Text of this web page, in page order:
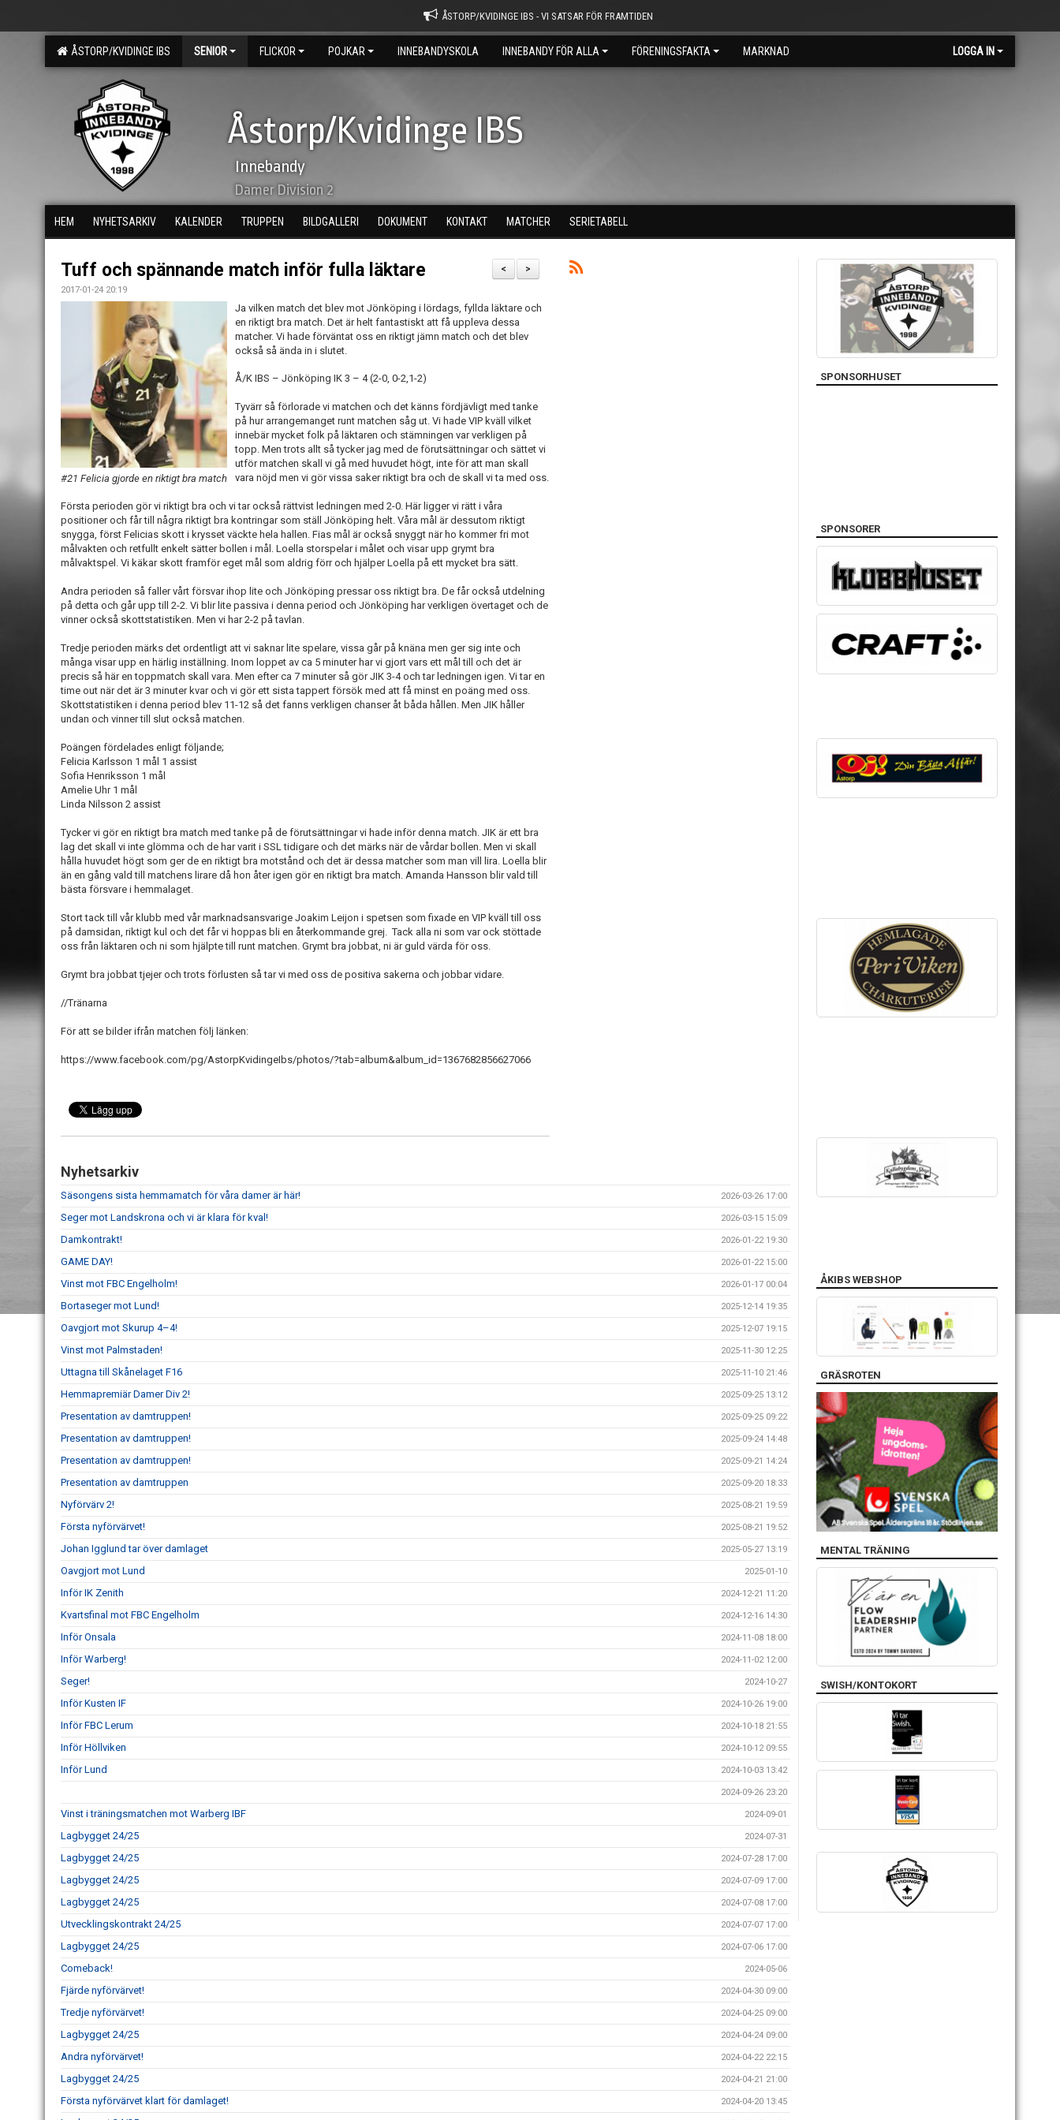
ÅSTORP/KVIDINGE IBS - VI SATSAR FÖR FRAMTIDEN
ÅSTORP/KVIDINGE IBS SENIOR FLICKOR POJKAR INNEBANDYSKOLA INNEBANDY FÖR ALLA FÖRENINGSFAKTA MARKNAD LOGGA IN
Åstorp/Kvidinge IBS
Innebandy
Damer Division 2
HEM NYHETSARKIV KALENDER TRUPPEN BILDGALLERI DOKUMENT KONTAKT MATCHER SERIETABELL
>
<
Tuff och spännande match inför fulla läktare
2017-01-24 20:19
#21 Felicia gjorde en riktigt bra match
Ja vilken match det blev mot Jönköping i lördags, fyllda läktare och
en riktigt bra match. Det är helt fantastiskt att få uppleva dessa
matcher. Vi hade förväntat oss en riktigt jämn match och det blev
också så ända in i slutet.
Å/K IBS – Jönköping IK 3 – 4 (2-0, 0-2,1-2)
Tyvärr så förlorade vi matchen och det känns fördjävligt med tanke
på hur arrangemanget runt matchen såg ut. Vi hade VIP kväll vilket
innebär mycket folk på läktaren och stämningen var verkligen på
topp. Men trots allt så tycker jag med de förutsättningar och sättet vi
utför matchen skall vi gå med huvudet högt, inte för att man skall
vara nöjd men vi gör vissa saker riktigt bra och de skall vi ta med oss.
Första perioden gör vi riktigt bra och vi tar också rättvist ledningen med 2-0. Här ligger vi rätt i våra
positioner och får till några riktigt bra kontringar som ställ Jönköping helt. Våra mål är dessutom riktigt
snygga, först Felicias skott i krysset väckte hela hallen. Fias mål är också snyggt när ho kommer fri mot
målvakten och retfullt enkelt sätter bollen i mål. Loella storspelar i målet och visar upp grymt bra
målvaktspel. Vi käkar skott framför eget mål som aldrig förr och hjälper Loella på ett mycket bra sätt.
Andra perioden så faller vårt försvar ihop lite och Jönköping pressar oss riktigt bra. De får också utdelning
på detta och går upp till 2-2. Vi blir lite passiva i denna period och Jönköping har verkligen övertaget och de
vinner också skottstatistiken. Men vi har 2-2 på tavlan.
Tredje perioden märks det ordentligt att vi saknar lite spelare, vissa går på knäna men ger sig inte och
många visar upp en härlig inställning. Inom loppet av ca 5 minuter har vi gjort vars ett mål till och det är
precis så här en toppmatch skall vara. Men efter ca 7 minuter så gör JIK 3-4 och tar ledningen igen. Vi tar en
time out när det är 3 minuter kvar och vi gör ett sista tappert försök med att få minst en poäng med oss.
Skottstatistiken i denna period blev 11-12 så det fanns verkligen chanser åt båda hållen. Men JIK håller
undan och vinner till slut också matchen.
Poängen fördelades enligt följande;
Felicia Karlsson 1 mål 1 assist
Sofia Henriksson 1 mål
Amelie Uhr 1 mål
Linda Nilsson 2 assist
Tycker vi gör en riktigt bra match med tanke på de förutsättningar vi hade inför denna match. JIK är ett bra
lag det skall vi inte glömma och de har varit i SSL tidigare och det märks när de vårdar bollen. Men vi skall
hålla huvudet högt som ger de en riktigt bra motstånd och det är dessa matcher som man vill lira. Loella blir
än en gång vald till matchens lirare då hon åter igen gör en riktigt bra match. Amanda Hansson blir vald till
bästa försvare i hemmalaget.
Stort tack till vår klubb med vår marknadsansvarige Joakim Leijon i spetsen som fixade en VIP kväll till oss
på damsidan, riktigt kul och det får vi hoppas bli en återkommande grej. Tack alla ni som var ock stöttade
oss från läktaren och ni som hjälpte till runt matchen. Grymt bra jobbat, ni är guld värda för oss.
Grymt bra jobbat tjejer och trots förlusten så tar vi med oss de positiva sakerna och jobbar vidare.
//Tränarna
För att se bilder ifrån matchen följ länken:
https://www.facebook.com/pg/AstorpKvidingeIbs/photos/?tab=album&album_id=1367682856627066
Nyhetsarkiv
Säsongens sista hemmamatch för våra damer är här! 2026-03-26 17:00
Seger mot Landskrona och vi är klara för kval! 2026-03-15 15:09
Damkontrakt! 2026-01-22 19:30
GAME DAY! 2026-01-22 15:00
Vinst mot FBC Engelholm! 2026-01-17 00:04
Bortaseger mot Lund! 2025-12-14 19:35
Oavgjort mot Skurup 4–4! 2025-12-07 19:15
Vinst mot Palmstaden! 2025-11-30 12:25
Uttagna till Skånelaget F16 2025-11-10 21:46
Hemmapremiär Damer Div 2! 2025-09-25 13:12
Presentation av damtruppen! 2025-09-25 09:22
Presentation av damtruppen! 2025-09-24 14:48
Presentation av damtruppen! 2025-09-21 14:24
Presentation av damtruppen 2025-09-20 18:33
Nyförvärv 2! 2025-08-21 19:59
Första nyförvärvet! 2025-08-21 19:52
Johan Igglund tar över damlaget 2025-05-27 13:19
Oavgjort mot Lund 2025-01-10
Inför IK Zenith 2024-12-21 11:20
Kvartsfinal mot FBC Engelholm 2024-12-16 14:30
Inför Onsala 2024-11-08 18:00
Inför Warberg! 2024-11-02 12:00
Seger! 2024-10-27
Inför Kusten IF 2024-10-26 19:00
Inför FBC Lerum 2024-10-18 21:55
Inför Höllviken 2024-10-12 09:55
Inför Lund 2024-10-03 13:42
2024-09-26 23:20
Vinst i träningsmatchen mot Warberg IBF 2024-09-01
Lagbygget 24/25 2024-07-31
Lagbygget 24/25 2024-07-28 17:00
Lagbygget 24/25 2024-07-09 17:00
Lagbygget 24/25 2024-07-08 17:00
Utvecklingskontrakt 24/25 2024-07-07 17:00
Lagbygget 24/25 2024-07-06 17:00
Comeback! 2024-05-06
Fjärde nyförvärvet! 2024-04-30 09:00
Tredje nyförvärvet! 2024-04-25 09:00
Lagbygget 24/25 2024-04-24 09:00
Andra nyförvärvet! 2024-04-22 22:15
Lagbygget 24/25 2024-04-21 21:00
Första nyförvärvet klart för damlaget! 2024-04-20 13:45
SPONSORHUSET
SPONSORER
ÅKIBS WEBSHOP
GRÄSROTEN
MENTAL TRÄNING
SWISH/KONTOKORT